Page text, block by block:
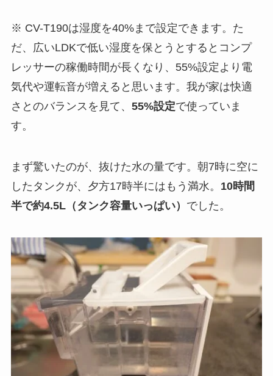
※ CV-T190は湿度を40%まで設定できます。た
だ、広いLDKで低い湿度を保とうとするとコンプ
レッサーの稼働時間が長くなり、55%設定より電
気代や運転音が増えると思います。我が家は快適
さとのバランスを見て、 55%設定で使っていま
す。
まず驚いたのが、抜けた水の量です。朝7時に空に
したタンクが、夕方17時半にはもう満水。 10時間
半で約4.5L（タンク容量いっぱい） でした。